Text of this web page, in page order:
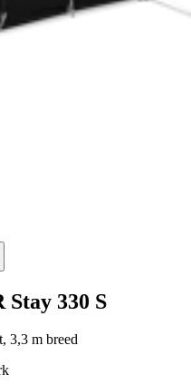
330 S
3,3 m breed